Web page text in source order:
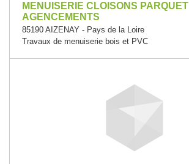
MENUISERIE CLOISONS PARQUET
AGENCEMENTS
85190 AIZENAY - Pays de la Loire
Travaux de menuiserie bois et PVC